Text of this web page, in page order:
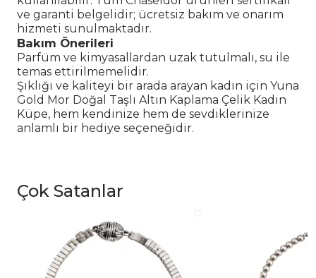
ve garanti belgelidir; ücretsiz bakım ve onarım
hizmeti sunulmaktadır.
Bakım Önerileri
Parfüm ve kimyasallardan uzak tutulmalı, su ile
temas ettirilmemelidir.
Şıklığı ve kaliteyi bir arada arayan kadın için Yuna
Gold Mor Doğal Taşlı Altın Kaplama Çelik Kadın
Küpe, hem kendinize hem de sevdiklerinize
anlamlı bir hediye seçeneğidir.
Çok Satanlar